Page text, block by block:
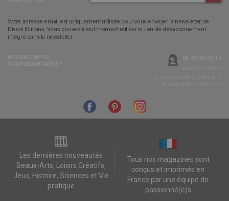
Votre adresse email est uniquement utilisée pour vous envoyer la newsletter de
Diverti Editions. Vous pouvez à tout moment utiliser le lien de désabonnement
intégré dans la newsletter.
Les dernières nouveautés
Beaux-Arts, Loisirs Créatifs,
Jeux, Histoire, Sciences et Vie
pratique
Tous nos magazines sont
conçus et imprimés en
France par une équipe de
passionné(e)s